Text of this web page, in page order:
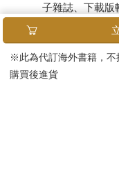
子雜誌、下載版
已拆封之個人
若非上列種類商品
日）。
※此為代訂海外書籍，不
購買後進貨